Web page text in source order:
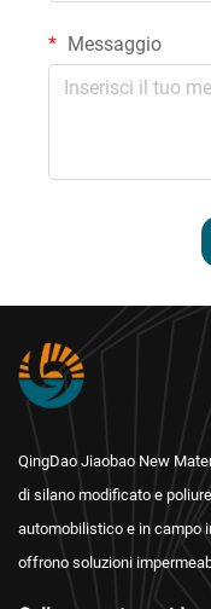
Messaggio
QingDao Jiaobao New
di silano modificato e
automobilistico e in campo
offrono soluzioni